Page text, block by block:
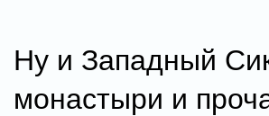
Ну и Западный
монастыри и